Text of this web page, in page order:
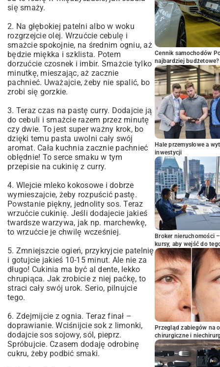
się smaży.
2. Na głębokiej patelni albo w woku
rozgrzejcie olej. Wrzućcie cebulę i
smażcie spokojnie, na średnim ogniu, aż
będzie miękka i szklista. Potem
dorzućcie czosnek i imbir. Smażcie tylko
minutkę, mieszając, aż zacznie
pachnieć. Uważajcie, żeby nie spalić, bo
zrobi się gorzkie.
3. Teraz czas na pastę curry. Dodajcie ją
do cebuli i smażcie razem przez minutę
czy dwie. To jest super ważny krok, bo
dzięki temu pasta uwolni cały swój
aromat. Cała kuchnia zacznie pachnieć
obłędnie! To serce smaku w tym
przepisie na cukinię z curry.
4. Wlejcie mleko kokosowe i dobrze
wymieszajcie, żeby rozpuścić pastę.
Powstanie piękny, jednolity sos. Teraz
wrzućcie cukinię. Jeśli dodajecie jakieś
twardsze warzywa, jak np. marchewkę,
to wrzućcie je chwilę wcześniej.
5. Zmniejszcie ogień, przykryjcie patelnię
i gotujcie jakieś 10-15 minut. Ale nie za
długo! Cukinia ma być al dente, lekko
chrupiąca. Jak zrobicie z niej paćkę, to
straci cały swój urok. Serio, pilnujcie
tego.
6. Zdejmijcie z ognia. Teraz finał –
doprawianie. Wciśnijcie sok z limonki,
dodajcie sos sojowy, sól, pieprz.
Spróbujcie. Czasem dodaję odrobinę
cukru, żeby podbić smaki.
Cennik samochodów
najbardziej budżetowe?
Hale przemysłowe a
inwestycji
Broker nieruchomości
kursy, aby wejść do
Przegląd zabiegów na
chirurgiczne i